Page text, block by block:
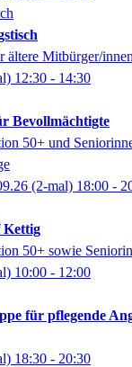
ältere Mitbürger/
12:30 - 14:30
Bevollmächtigte
50+ und
(2-mal) 18:00 -
Kettig
50+ sowie
10:00 - 12:00
für pflegende
18:30 - 20:30